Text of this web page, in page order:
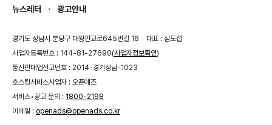
뉴스레터
광고안내
경기도 성남시 분당구 대왕판교로645번길 16
대표 : 심도섭
사업자등록번호 : 144-81-27690(사업자정보확인)
통신판매업신고번호 : 2014-경기성남-1023
호스팅서비스사업자 : 오픈애즈
서비스•광고 문의 : 1800-2198
이메일 : openads@openads.co.kr